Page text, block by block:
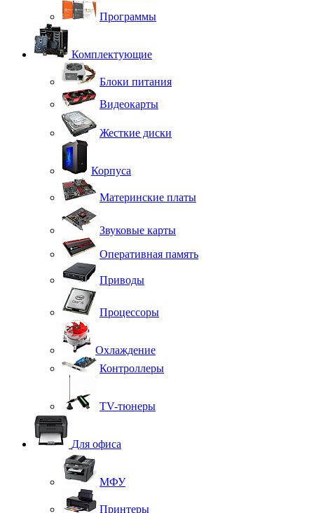
Программы
Комплектующие
Блоки питания
Видеокарты
Жесткие диски
Корпуса
Материнские платы
Звуковые карты
Оперативная память
Приводы
Процессоры
Охлаждение
Контроллеры
TV-тюнеры
Для офиса
МФУ
Принтеры